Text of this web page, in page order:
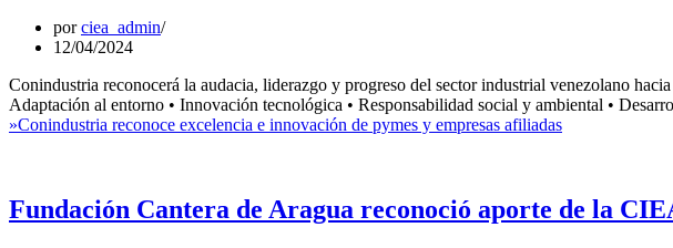
porciea_admin
12/04/2024
Conindustria reconocerá la audacia, liderazgo y progreso del sector industrial venezolano
Adaptación al entorno • Innovación tecnológica • Responsabilidad social y ambiental •
»Conindustria reconoce excelencia e innovación de pymes y empresas afiliadas
Fundación Cantera de Aragua reconoció aporte de la